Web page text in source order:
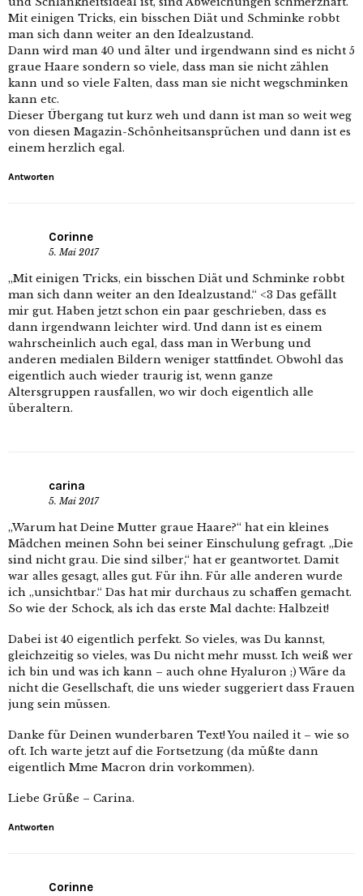
Mit einigen Tricks, ein bisschen Diät und Schminke robbt
man sich dann weiter an den Idealzustand.
Dann wird man 40 und älter und irgendwann sind es nicht 5
graue Haare sondern so viele, dass man sie nicht zählen
kann und so viele Falten, dass man sie nicht wegschminken
kann etc.
Dieser Übergang tut kurz weh und dann ist man so weit weg
von diesen Magazin-Schönheitsansprüchen und dann ist es
einem herzlich egal.
Antworten
Corinne
5. Mai 2017
„Mit einigen Tricks, ein bisschen Diät und Schminke robbt
man sich dann weiter an den Idealzustand.“ <3 Das gefällt
mir gut. Haben jetzt schon ein paar geschrieben, dass es
dann irgendwann leichter wird. Und dann ist es einem
wahrscheinlich auch egal, dass man in Werbung und
anderen medialen Bildern weniger stattfindet. Obwohl das
eigentlich auch wieder traurig ist, wenn ganze
Altersgruppen rausfallen, wo wir doch eigentlich alle
überaltern.
carina
5. Mai 2017
„Warum hat Deine Mutter graue Haare?“ hat ein kleines
Mädchen meinen Sohn bei seiner Einschulung gefragt. „Die
sind nicht grau. Die sind silber,“ hat er geantwortet. Damit
war alles gesagt, alles gut. Für ihn. Für alle anderen wurde
ich „unsichtbar.“ Das hat mir durchaus zu schaffen gemacht.
So wie der Schock, als ich das erste Mal dachte: Halbzeit!
Dabei ist 40 eigentlich perfekt. So vieles, was Du kannst,
gleichzeitig so vieles, was Du nicht mehr musst. Ich weiß wer
ich bin und was ich kann – auch ohne Hyaluron ;) Wäre da
nicht die Gesellschaft, die uns wieder suggeriert dass Frauen
jung sein müssen.
Danke für Deinen wunderbaren Text! You nailed it – wie so
oft. Ich warte jetzt auf die Fortsetzung (da müßte dann
eigentlich Mme Macron drin vorkommen).
Liebe Grüße – Carina.
Antworten
Corinne